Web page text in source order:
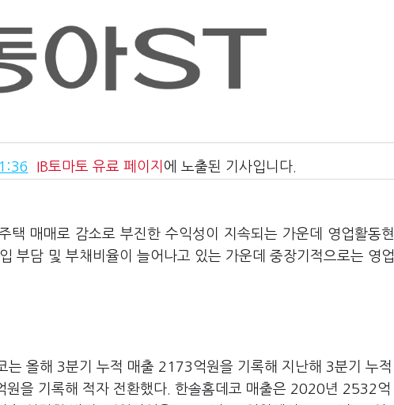
IB토마토 유료 페이지 에 노출된 기사입니다.
택 매매로 감소로 부진한 수익성이 지속되는 가운데 영업활동현
부담 및 부채비율이 늘어나고 있는 가운데 중장기적으로는 영업
는 올해 3분기 누적 매출 2173억원을 기록해 지난해 3분기 누적
을 기록해 적자 전환했다. 한솔홈데코 매출은 2020년 2532억